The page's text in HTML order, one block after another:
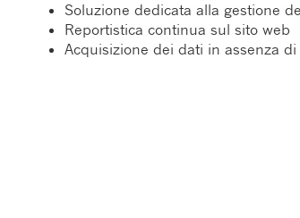
Soluzione dedicata alla gestione
Reportistica continua sul sito web
Acquisizione dei dati in assenza di